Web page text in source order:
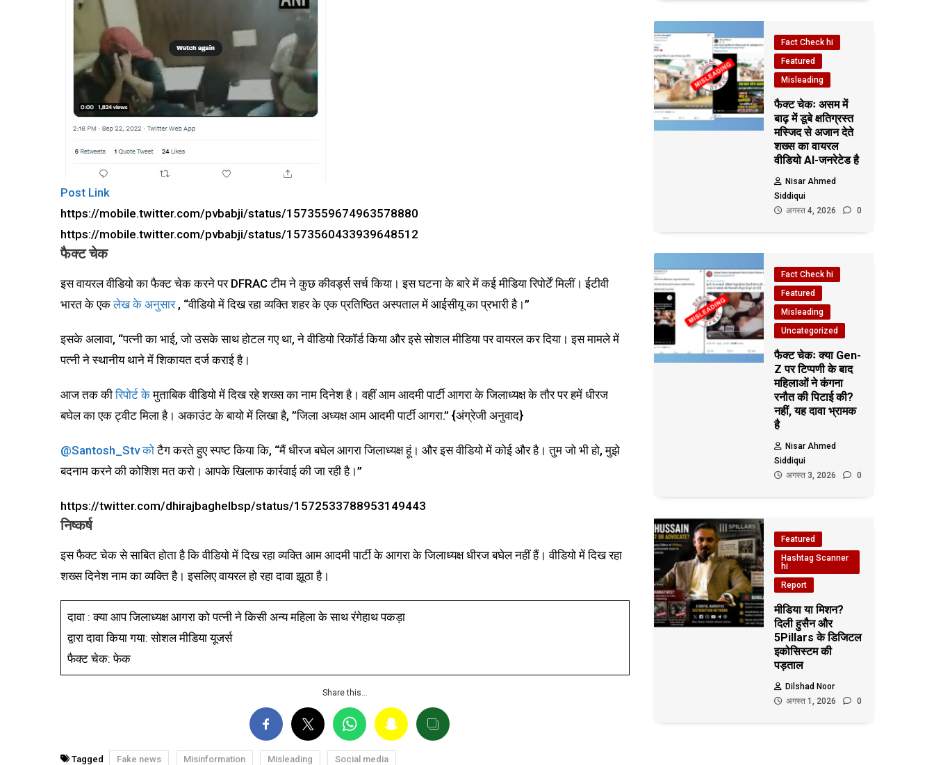
Post Link
https://mobile.twitter.com/pvbabji/status/1573559674963578880
https://mobile.twitter.com/pvbabji/status/1573560433939648512
फैक्ट चेक
इस वायरल वीडियो का फैक्ट चेक करने पर DFRAC टीम ने कुछ कीवर्ड्स सर्च किया। इस घटना के बारे में कई मीडिया रिपोर्टें मिलीं। ईटीवी
भारत के एकलेख के अनुसार , “वीडियो में दिख रहा व्यक्ति शहर के एक प्रतिष्ठित अस्पताल में आईसीयू का प्रभारी है।”
इसके अलावा, “पत्नी का भाई, जो उसके साथ होटल गए था, ने वीडियो रिकॉर्ड किया और इसे सोशल मीडिया पर वायरल कर दिया। इस मामले में
पत्नी ने स्थानीय थाने में शिकायत दर्ज कराई है।
आज तक कीरिपोर्ट केमुताबिक वीडियो में दिख रहे शख्स का नाम दिनेश है। वहीं आम आदमी पार्टी आगरा के जिलाध्यक्ष के तौर पर हमें धीरज
बघेल का एक ट्वीट मिला है। अकाउंट के बायो में लिखा है, ”जिला अध्यक्ष आम आदमी पार्टी आगरा.” {अंग्रेजी अनुवाद}
@Santosh_Stv कोटैग करते हुए स्पष्ट किया कि, “मैं धीरज बघेल आगरा जिलाध्यक्ष हूं। और इस वीडियो में कोई और है। तुम जो भी हो, मुझे
बदनाम करने की कोशिश मत करो। आपके खिलाफ कार्रवाई की जा रही है।”
https://twitter.com/dhirajbaghelbsp/status/1572533788953149443
निष्कर्ष
इस फैक्ट चेक से साबित होता है कि वीडियो में दिख रहा व्यक्ति आम आदमी पार्टी के आगरा के जिलाध्यक्ष धीरज बघेल नहीं हैं। वीडियो में दिख रहा
शख्स दिनेश नाम का व्यक्ति है। इसलिए वायरल हो रहा दावा झूठा है।
दावा : क्या आप जिलाध्यक्ष आगरा को पत्नी ने किसी अन्य महिला के साथ रंगेहाथ पकड़ा
द्वारा दावा किया गया: सोशल मीडिया यूजर्स
फैक्ट चेक: फेक
Share this…
Tagged Fake news Misinformation Misleading Social media
Fact Check hi
Featured
Misleading
फैक्ट चेकः असम में
बाढ़ में डूबे क्षतिग्रस्त
मस्जिद से अजान देते
शख्स का वायरल
वीडियो AI-जनरेटेड है
Nisar Ahmed
Siddiqui
अगस्त 4, 2026
0
Fact Check hi
Featured
Misleading
Uncategorized
फैक्ट चेकः क्या Gen-
Z पर टिप्पणी के बाद
महिलाओं ने कंगना
रनौत की पिटाई की?
नहीं, यह दावा भ्रामक
है
Nisar Ahmed
Siddiqui
अगस्त 3, 2026
0
Featured
Hashtag Scanner
hi
Report
मीडिया या मिशन?
दिली हुसैन और
5Pillars के डिजिटल
इकोसिस्टम की
पड़ताल
Dilshad Noor
अगस्त 1, 2026
0